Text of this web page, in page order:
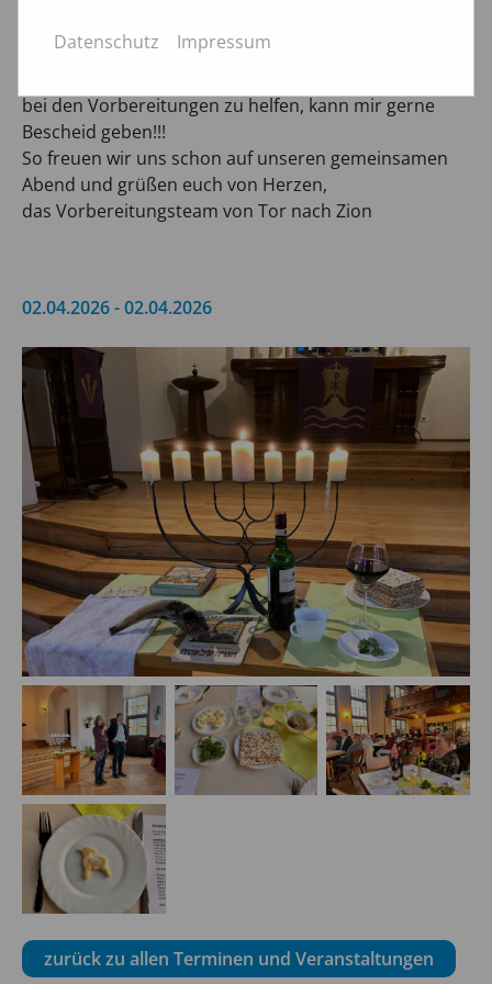
euch bis zum 31.März bei kerstin@kluge-leipzig.de
bei den Vorbereitungen zu helfen, kann mir gerne
Bescheid geben!!!
So freuen wir uns schon auf unseren gemeinsamen
Abend und grüßen euch von Herzen,
das Vorbereitungsteam von Tor nach Zion
02.04.2026 - 02.04.2026
zurück zu allen Terminen und Veranstaltungen
Datenschutz Impressum